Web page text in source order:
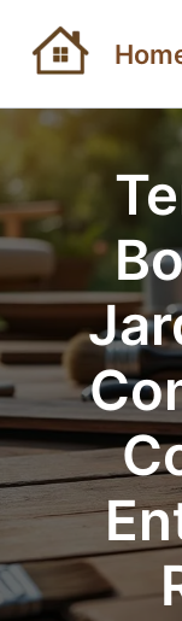
contenu